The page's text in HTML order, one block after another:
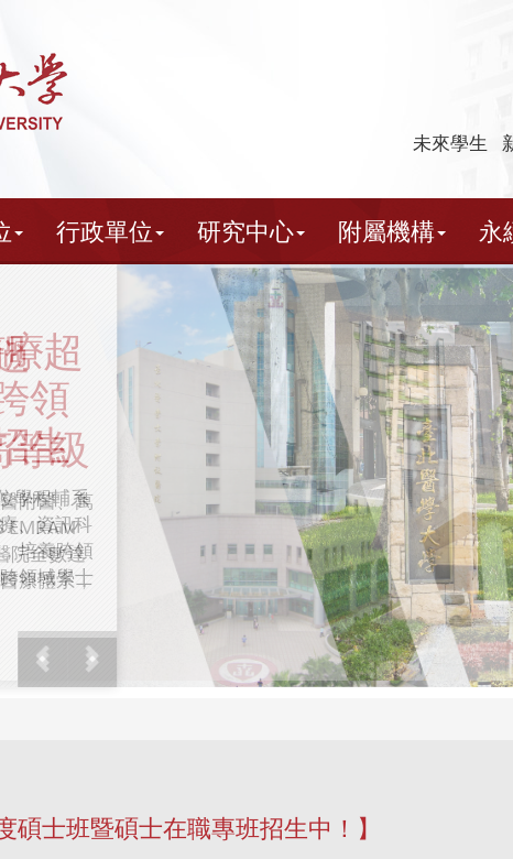
未來學生
行政單位 研究中心 附屬機構 永
級
附醫、萬
EMRAM
院全數達
療體系，
碩士班暨碩士在職專班招生中！】